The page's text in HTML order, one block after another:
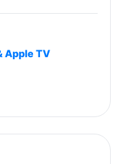
(33-45-78
et port USB
S26 Ultra
S26+ Violet
Apple TV